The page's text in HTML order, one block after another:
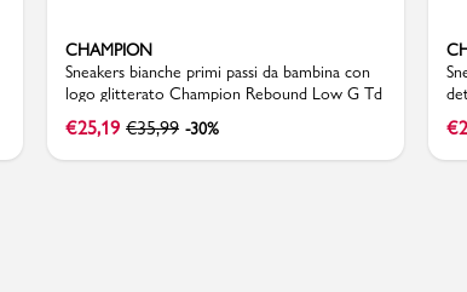
CHAMPION
Sneakers bianche primi passi da bambina con
logo glitterato Champion Rebound Low G Td
€25,19 €35,99 -30% €